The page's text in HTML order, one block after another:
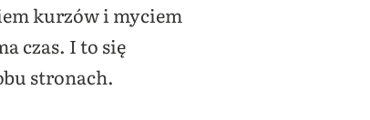
kurzów i myciem
czas. I to się
stronach.